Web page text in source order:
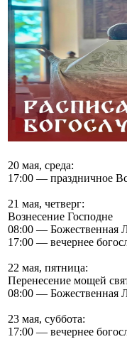
20 мая, среда:
17:00 — праздничное
21 мая, четверг:
Вознесение Господне
08:00 — Божественная
17:00 — вечернее
22 мая, пятница:
Перенесение мощей
08:00 — Божественная
23 мая, суббота:
17:00 — вечернее